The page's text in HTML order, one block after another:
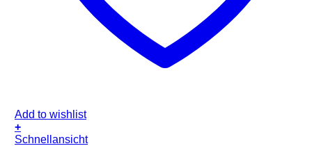
Add to wishlist
+
Schnellansicht